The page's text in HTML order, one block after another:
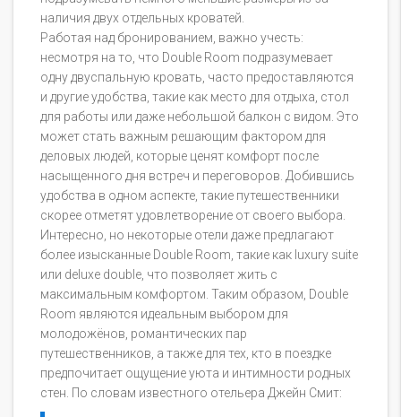
наличия двух отдельных кроватей.
Работая над бронированием, важно учесть:
несмотря на то, что Double Room подразумевает
одну двуспальную кровать, часто предоставляются
и другие удобства, такие как место для отдыха, стол
для работы или даже небольшой балкон с видом. Это
может стать важным решающим фактором для
деловых людей, которые ценят комфорт после
насыщенного дня встреч и переговоров. Добившись
удобства в одном аспекте, такие путешественники
скорее отметят удовлетворение от своего выбора.
Интересно, но некоторые отели даже предлагают
более изысканные Double Room, такие как luxury suite
или deluxe double, что позволяет жить с
максимальным комфортом. Таким образом, Double
Room являются идеальным выбором для
молодожёнов, романтических пар
путешественников, а также для тех, кто в поездке
предпочитает ощущение уюта и интимности родных
стен. По словам известного отельера Джейн Смит: